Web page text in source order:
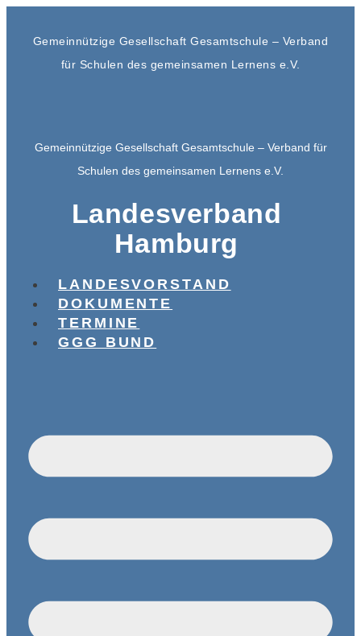
Gemeinnützige Gesellschaft Gesamtschule – Verband
für Schulen des gemeinsamen Lernens e.V.
Gemeinnützige Gesellschaft Gesamtschule – Verband für
Schulen des gemeinsamen Lernens e.V.
Landesverband
Hamburg
LANDESVORSTAND
DOKUMENTE
TERMINE
GGG BUND